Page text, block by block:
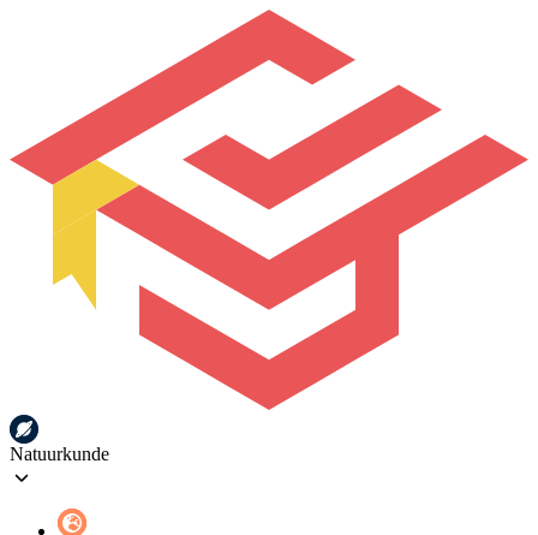
Natuurkunde